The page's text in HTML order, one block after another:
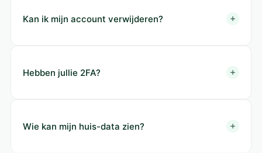
Kan ik mijn account verwijderen?
Hebben jullie 2FA?
Wie kan mijn huis-data zien?